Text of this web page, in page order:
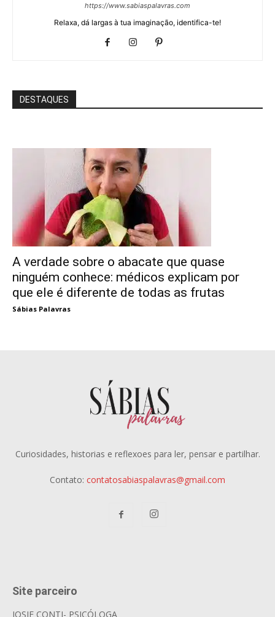
https://www.sabiaspalavras.com
Relaxa, dá largas à tua imaginação, identifica-te!
DESTAQUES
A verdade sobre o abacate que quase
ninguém conhece: médicos explicam por
que ele é diferente de todas as frutas
Sábias Palavras
Curiosidades, historias e reflexoes para ler, pensar e partilhar.
Contato: contatosabiaspalavras@gmail.com
Site parceiro
JOSIE CONTI- PSICÓLOGA